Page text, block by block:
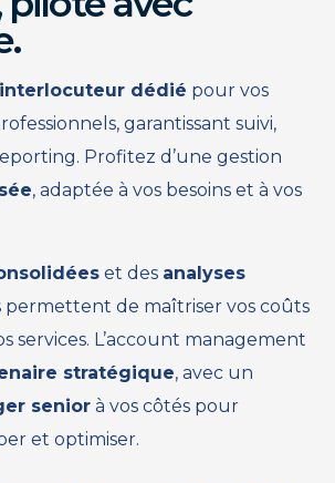
interlocuteur dédié pour vos
garantissant suivi,
Profitez d’une gestion
, adaptée à vos besoins et à vos
et des analyses
permettent de maîtriser vos coûts
services. L’account management
stratégique, avec un
senior à vos côtés pour
et optimiser.